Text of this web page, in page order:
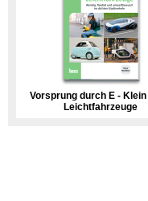
Vorsprung durch E - Klein
Leichtfahrzeuge